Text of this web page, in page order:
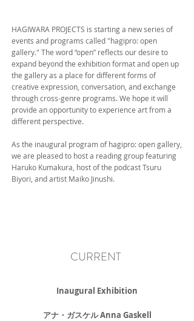
HAGIWARA PROJECTS is starting a new series of
events and programs called "hagipro: open
gallery." The word “open” reflects our desire to
expand beyond the exhibition format and open up
the gallery as a place for different forms of
creative expression, conversation, and exchange
through cross-genre programs. We hope it will
provide an opportunity to experience art from a
different perspective.
As the inaugural program of hagipro: open gallery,
we are pleased to host a reading group featuring
Haruko Kumakura, host of the podcast Tsuru
Biyori, and artist Maiko Jinushi.
CURRENT
Inaugural Exhibition
アナ・ガスケル Anna Gaskell